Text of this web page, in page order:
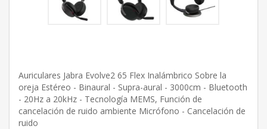
Auriculares Jabra Evolve2 65 Flex Inalámbrico Sobre la
oreja Estéreo - Binaural - Supra-aural - 3000cm - Bluetooth
- 20Hz a 20kHz - Tecnología MEMS, Función de
cancelación de ruido ambiente Micrófono - Cancelación de
ruido